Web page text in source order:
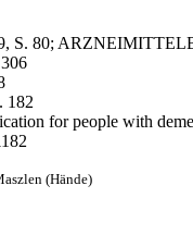
S. 80;
182
for people with
(Hände)